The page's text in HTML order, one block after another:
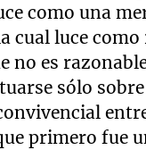
como una
cual luce
no es
sólo
primero fue